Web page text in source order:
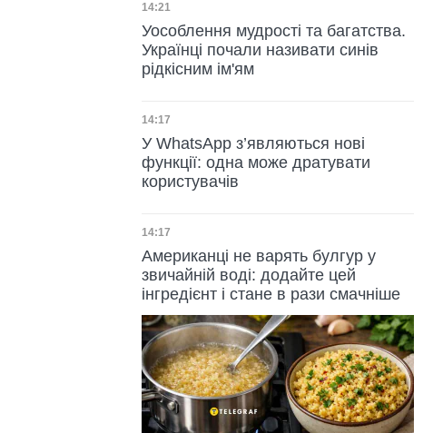
Дата публікації
14:21
Уособлення мудрості та багатства.
Українці почали називати синів
рідкісним ім'ям
Дата публікації
14:17
У WhatsApp з’являються нові
функції: одна може дратувати
користувачів
Дата публікації
14:17
Американці не варять булгур у
звичайній воді: додайте цей
інгредієнт і стане в рази смачніше